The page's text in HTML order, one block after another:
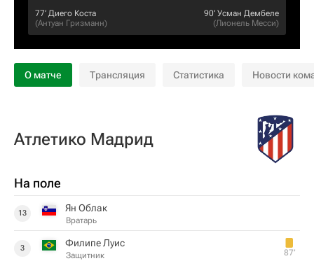
77‎’‎ Диего Коста
(Антуан Гризманн)
90‎’‎ Усман Дембеле
(Лионель Месси)
О матче Трансляция Статистика Новости
Атлетико Мадрид
На поле
13 Ян Облак
Вратарь
3 Филипе Луис
Защитник 87‎’‎